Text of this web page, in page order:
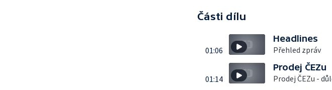
Části dílu
01:06
Headlines
Přehled zpráv
01:14
Prodej ČEZu
Prodej ČEZu -